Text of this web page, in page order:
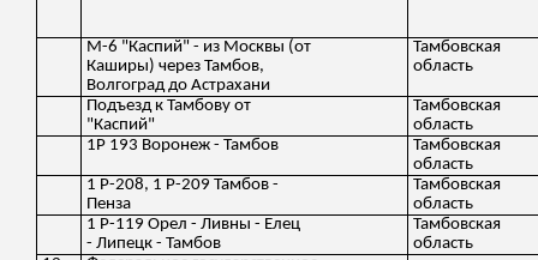
М-6 "Каспий" - из Москвы (от
Каширы) через Тамбов,
Волгоград до Астрахани
Тамбовская
область
Подъезд к Тамбову от
"Каспий"
Тамбовская
область
1Р 193 Воронеж - Тамбов
Тамбовская
область
1 Р-208, 1 Р-209 Тамбов -
Пенза
Тамбовская
область
1 Р-119 Орел - Ливны - Елец
- Липецк - Тамбов
Тамбовская
область